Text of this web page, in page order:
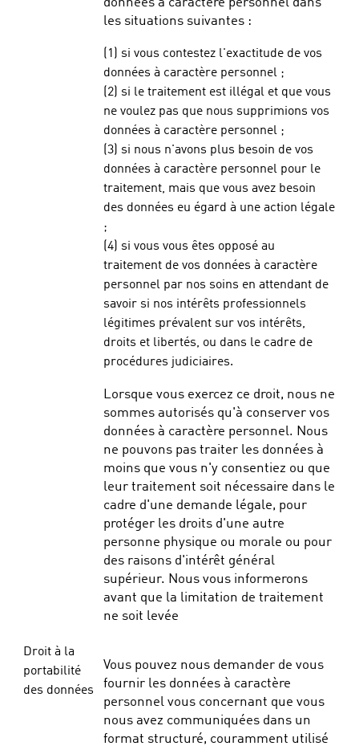
données à caractère personnel dans
les situations suivantes :
(1) si vous contestez l'exactitude de vos
données à caractère personnel ;
(2) si le traitement est illégal et que vous
ne voulez pas que nous supprimions vos
données à caractère personnel ;
(3) si nous n'avons plus besoin de vos
données à caractère personnel pour le
traitement, mais que vous avez besoin
des données eu égard à une action légale
;
(4) si vous vous êtes opposé au
traitement de vos données à caractère
personnel par nos soins en attendant de
savoir si nos intérêts professionnels
légitimes prévalent sur vos intérêts,
droits et libertés, ou dans le cadre de
procédures judiciaires.
Lorsque vous exercez ce droit, nous ne
sommes autorisés qu'à conserver vos
données à caractère personnel. Nous
ne pouvons pas traiter les données à
moins que vous n'y consentiez ou que
leur traitement soit nécessaire dans le
cadre d'une demande légale, pour
protéger les droits d'une autre
personne physique ou morale ou pour
des raisons d'intérêt général
supérieur. Nous vous informerons
avant que la limitation de traitement
ne soit levée
Droit à la
portabilité
des données
Vous pouvez nous demander de vous
fournir les données à caractère
personnel vous concernant que vous
nous avez communiquées dans un
format structuré, couramment utilisé